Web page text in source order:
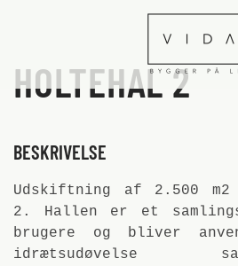
HOLTEHAL 2
BESKRIVELSE
Udskiftning af 2.500
2. Hallen er et
brugere og bliver
idrætsudøvelse